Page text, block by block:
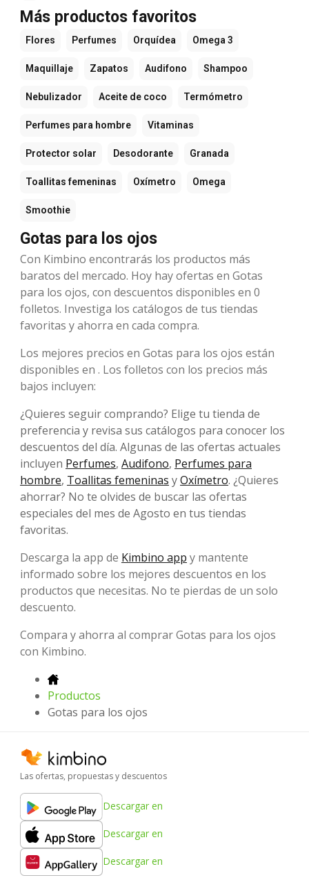
Más productos favoritos
Flores Perfumes Orquídea Omega 3
Maquillaje Zapatos Audifono Shampoo
Nebulizador Aceite de coco Termómetro
Perfumes para hombre Vitaminas
Protector solar Desodorante Granada
Toallitas femeninas Oxímetro Omega
Smoothie
Gotas para los ojos
Con Kimbino encontrarás los productos más
baratos del mercado. Hoy hay ofertas en Gotas
para los ojos, con descuentos disponibles en 0
folletos. Investiga los catálogos de tus tiendas
favoritas y ahorra en cada compra.
Los mejores precios en Gotas para los ojos están
disponibles en . Los folletos con los precios más
bajos incluyen:
¿Quieres seguir comprando? Elige tu tienda de
preferencia y revisa sus catálogos para conocer los
descuentos del día. Algunas de las ofertas actuales
incluyen Perfumes, Audifono, Perfumes para
hombre, Toallitas femeninas yOxímetro. ¿Quieres
ahorrar? No te olvides de buscar las ofertas
especiales del mes de Agosto en tus tiendas
favoritas.
Descarga la app de Kimbino app y mantente
informado sobre los mejores descuentos en los
productos que necesitas. No te pierdas de un solo
descuento.
Compara y ahorra al comprar Gotas para los ojos
con Kimbino.
Productos
Gotas para los ojos
Las ofertas, propuestas y descuentos
Descargar en
Descargar en
Descargar en